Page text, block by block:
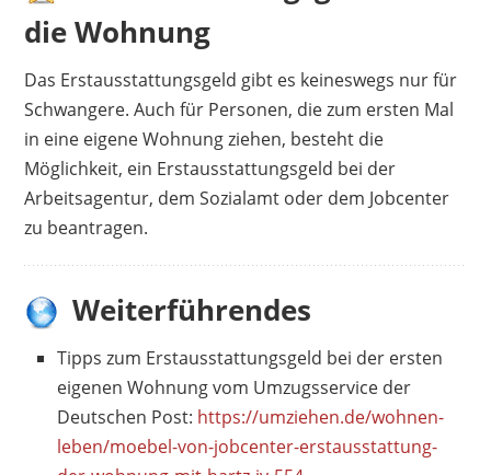
die Wohnung
Das Erstausstattungsgeld gibt es keineswegs nur für
Schwangere. Auch für Personen, die zum ersten Mal
in eine eigene Wohnung ziehen, besteht die
Möglichkeit, ein Erstausstattungsgeld bei der
Arbeitsagentur, dem Sozialamt oder dem Jobcenter
zu beantragen.
Weiterführendes
Tipps zum Erstausstattungsgeld bei der ersten
eigenen Wohnung vom Umzugsservice der
Deutschen Post: https://umziehen.de/wohnen-
leben/moebel-von-jobcenter-erstausstattung-